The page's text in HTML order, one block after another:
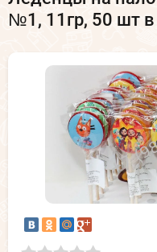
№1, 11гр, 50 шт в